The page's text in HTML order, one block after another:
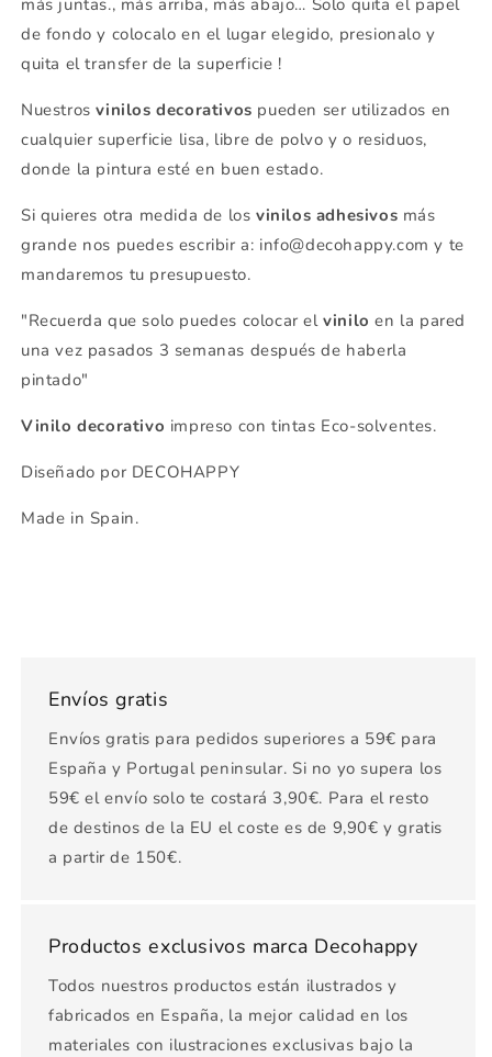
más juntas., más arriba, más abajo… Solo quita el papel
de fondo y colocalo en el lugar elegido, presionalo y
quita el transfer de la superficie !
Nuestrosvinilos decorativos pueden ser utilizados en
cualquier superficie lisa, libre de polvo y o residuos,
donde la pintura esté en buen estado.
Si quieres otra medida de los vinilos adhesivos más
grande nos puedes escribir a: info@decohappy.com y te
mandaremos tu presupuesto.
"Recuerda que solo puedes colocar elvinilo en la pared
una vez pasados 3 semanas después de haberla
pintado"
Vinilo decorativo impreso con tintas Eco-solventes.
Diseñado por DECOHAPPY
Made in Spain.
Envíos gratis
Envíos gratis para pedidos superiores a 59€ para
España y Portugal peninsular. Si no yo supera los
59€ el envío solo te costará 3,90€. Para el resto
de destinos de la EU el coste es de 9,90€ y gratis
a partir de 150€.
Productos exclusivos marca Decohappy
Todos nuestros productos están ilustrados y
fabricados en España, la mejor calidad en los
materiales con ilustraciones exclusivas bajo la